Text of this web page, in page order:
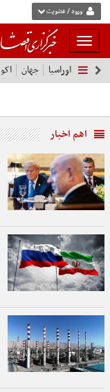
ورود / عضویت
بار
و
بسته
نمودن
اوراسیا جهان اکو
اهم اخبار